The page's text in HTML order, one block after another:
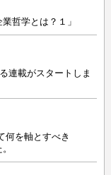
哲学とは？１」
連載がスタートしま
何を軸とすべき